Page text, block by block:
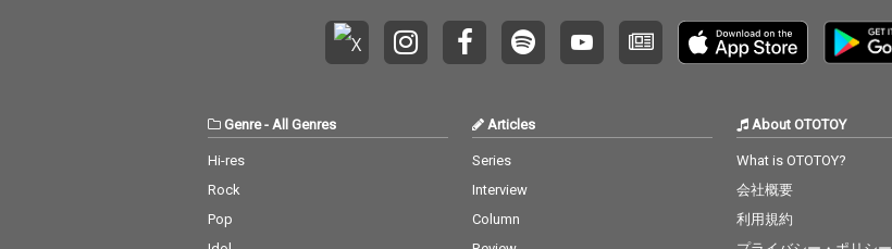
様、小さな決意の積み
重ねによって、強い覚
RIらしい壮大さと、心
様、小さな決意の積み
重ねによって、強い覚
RIらしい壮大さと、心
を揺さぶる躍動感が共
つ一曲となっている。
「眠り姫（Happy Endi
Genre- All Genres
Hi-res
Rock
Pop
Articles
Series
Interview
Column
About OTOTOY
What is OTOTOY?
会社概要
利用規約